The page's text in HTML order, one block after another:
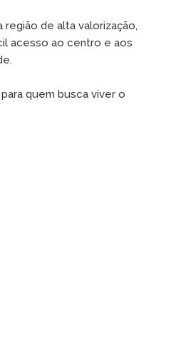
região de alta valorização,
acesso ao centro e aos
quem busca viver o